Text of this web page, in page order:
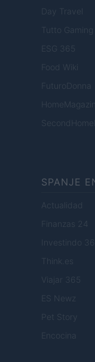
Day Travel
Tutto Gaming
ESG 365
Food Wiki
FuturoDonna
SPANJE
Actualidad
Finanzas 24
Investindo
Think.es
Viajar 365
ES Newz
Pet Story
Encocina